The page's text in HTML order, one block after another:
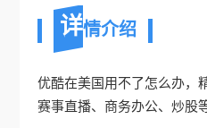
详情介绍
优酷在美国用不了怎么办，
赛事直播、商务办公、炒股